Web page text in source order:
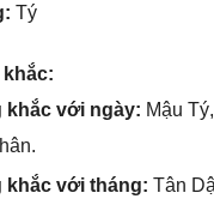
Tý
khắc với ngày: Mậu
khắc với tháng: Tân